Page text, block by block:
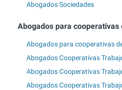
Abogados Sociedades
Abogados para
Abogados para cooperativas
Abogados Cooperativas
Abogados Cooperativas
Abogados Cooperativas